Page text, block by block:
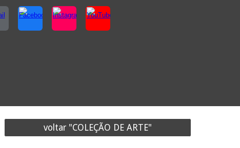
voltar "COLEÇÃO DE ARTE"